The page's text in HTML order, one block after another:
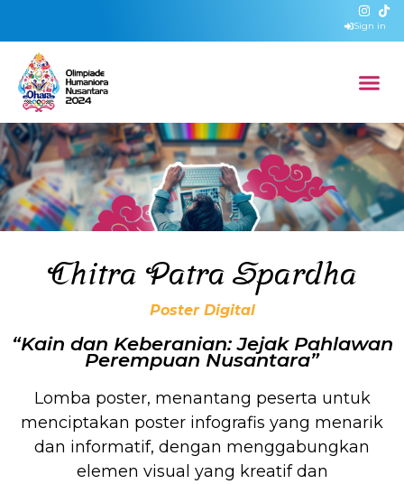
Sign in
Chitra Patra Spardha
Poster Digital
“Kain dan Keberanian: Jejak Pahlawan
Perempuan Nusantara”
Lomba poster, menantang peserta untuk
menciptakan poster infografis yang menarik
dan informatif, dengan menggabungkan
elemen visual yang kreatif dan